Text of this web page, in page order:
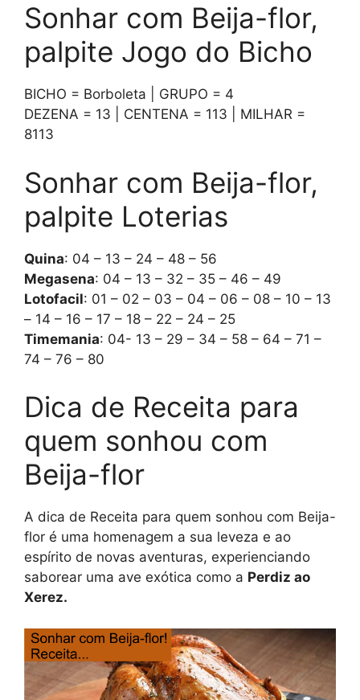
Sonhar com Beija-flor,
palpite Jogo do Bicho
BICHO = Borboleta | GRUPO = 4
DEZENA = 13 | CENTENA = 113 | MILHAR =
8113
Sonhar com Beija-flor,
palpite Loterias
Quina: 04 – 13 – 24 – 48 – 56
Megasena: 04 – 13 – 32 – 35 – 46 – 49
Lotofacil: 01 – 02 – 03 – 04 – 06 – 08 – 10 – 13
– 14 – 16 – 17 – 18 – 22 – 24 – 25
Timemania: 04- 13 – 29 – 34 – 58 – 64 – 71 –
74 – 76 – 80
Dica de Receita para
quem sonhou com
Beija-flor
A dica de Receita para quem sonhou com Beija-
flor é uma homenagem a sua leveza e ao
espírito de novas aventuras, experienciando
saborear uma ave exótica como a Perdiz ao
Xerez.